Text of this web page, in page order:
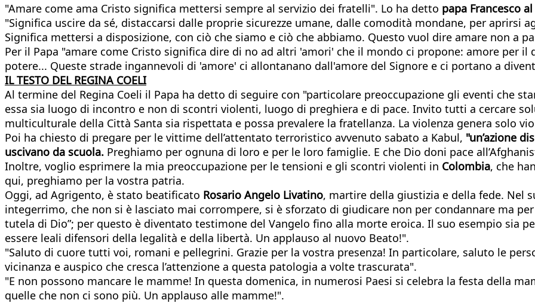
"Amare come ama Cristo significa mettersi sempre al servizio dei fratelli". Lo ha detto papa Francesco
"Significa uscire da sé, distaccarsi dalle proprie sicurezze umane, dalle comodità mondane, per aprirsi
Significa mettersi a disposizione, con ciò che siamo e ciò che abbiamo. Questo vuol dire amare non a
Per il Papa "amare come Cristo significa dire di no ad altri 'amori' che il mondo ci propone: amore per il
potere... Queste strade ingannevoli di 'amore' ci allontanano dall'amore del Signore e ci portano a
IL TESTO DEL REGINA COELI
Al termine del Regina Coeli il Papa ha detto di seguire con "particolare preoccupazione gli eventi che
essa sia luogo di incontro e non di scontri violenti, luogo di preghiera e di pace. Invito tutti a cercare
multiculturale della Città Santa sia rispettata e possa prevalere la fratellanza. La violenza genera solo
Poi ha chiesto di pregare per le vittime dell’attentato terroristico avvenuto sabato a Kabul, "un’azione
uscivano da scuola. Preghiamo per ognuna di loro e per le loro famiglie. E che Dio doni pace
Inoltre, voglio esprimere la mia preoccupazione per le tensioni e gli scontri violenti in Colombia, che
qui, preghiamo per la vostra patria.
Oggi, ad Agrigento, è stato beatificato Rosario Angelo Livatino, martire della giustizia e della fede. Nel
integerrimo, che non si è lasciato mai corrompere, si è sforzato di giudicare non per condannare ma
tutela di Dio”; per questo è diventato testimone del Vangelo fino alla morte eroica. Il suo esempio sia
essere leali difensori della legalità e della libertà. Un applauso al nuovo Beato!".
"Saluto di cuore tutti voi, romani e pellegrini. Grazie per la vostra presenza! In particolare, saluto le
vicinanza e auspico che cresca l’attenzione a questa patologia a volte trascurata".
"E non possono mancare le mamme! In questa domenica, in numerosi Paesi si celebra la festa della
quelle che non ci sono più. Un applauso alle mamme!".